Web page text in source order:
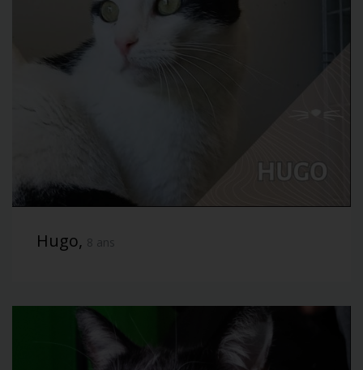
Hugo, 8 ans